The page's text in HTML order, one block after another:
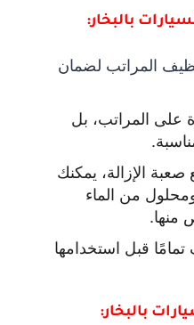
بالبخار:
المراتب لضمان
على المراتب، بل
صعبة الإزالة، يمكنك
من الماء
منها.
قبل استخدامها
بالبخار: